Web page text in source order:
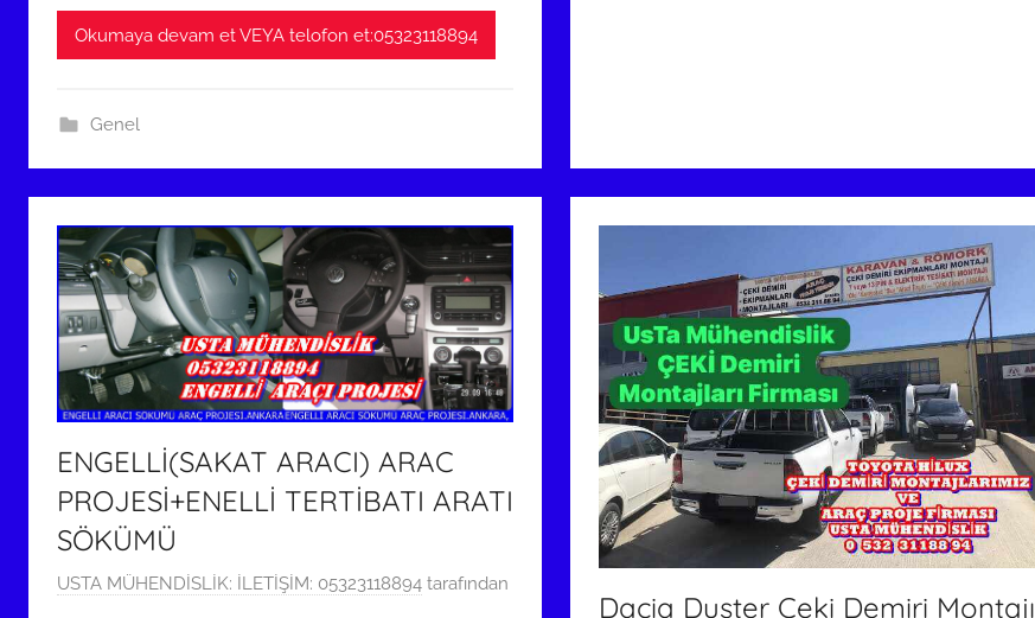
Okumaya devam et VEYA telofon et:05323118894
Genel
ENGELLİ(SAKAT ARACI) ARAC
PROJESİ+ENELLİ TERTİBATI ARATI
SÖKÜMÜ
2
USTA MÜHENDİSLİK: İLETİŞİM: 05323118894 tarafından
Dacia Duster Çeki Demiri Montajı